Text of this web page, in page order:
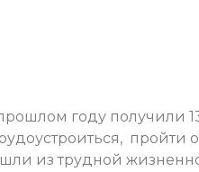
году получили
пройти
из трудной